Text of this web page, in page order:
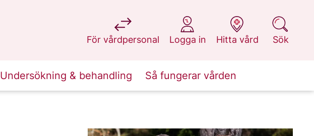
För vårdpersonal
på 1177.se
Logga in
på 1177.se
Hitta vård
på 1177.se
Sök
på 1177.se
Undersökning & behandling Så fungerar vården